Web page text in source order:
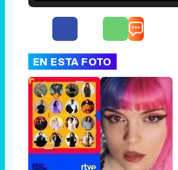
EN ESTA FOTO